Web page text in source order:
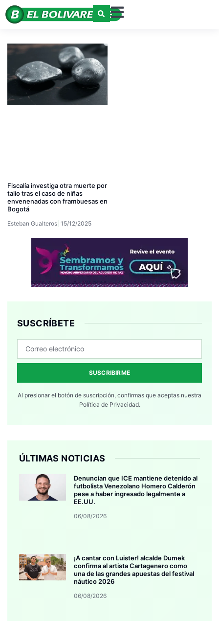
Fiscalía investiga otra muerte por
talio tras el caso de niñas
envenenadas con frambuesas en
Bogotá
Esteban Gualteros 15/12/2025
SUSCRÍBETE
SUSCRIBIRME
Al presionar el botón de suscripción, confirmas que aceptas nuestra
Política de Privacidad.
ÚLTIMAS NOTICIAS
Denuncian que ICE mantiene detenido al
futbolista Venezolano Homero Calderón
pese a haber ingresado legalmente a
EE.UU.
06/08/2026
¡A cantar con Luister! alcalde Dumek
confirma al artista Cartagenero como
una de las grandes apuestas del festival
náutico 2026
06/08/2026